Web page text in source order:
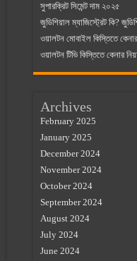
সুপারক্রিট সিমেন্ট দাম ২০২৫
জুডিশিয়াল ম্যাজিস্ট্রেট কি?
ওয়ালটন মোবাইল কিস্তিতে
ওয়ালটন টিভি কিস্তিতে কেনার
Archives
February 2025
January 2025
December 2024
November 2024
October 2024
September 2024
August 2024
July 2024
June 2024